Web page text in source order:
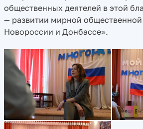
общественных деятелей в этой
— развитии мирной
Новороссии и Донбассе».